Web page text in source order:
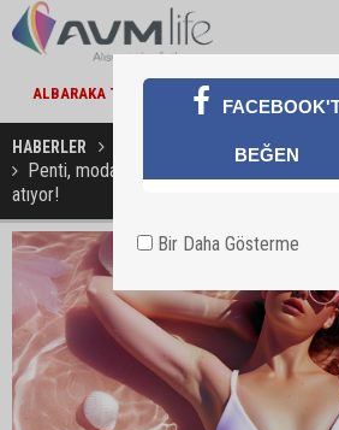
ALBARAKA TÜRK'TEN EKONOMIYE 363
HABERLER
Penti, modayı teknolojiyle buluşturan sıra
atıyor!
BEĞEN
Bir Daha Gösterme